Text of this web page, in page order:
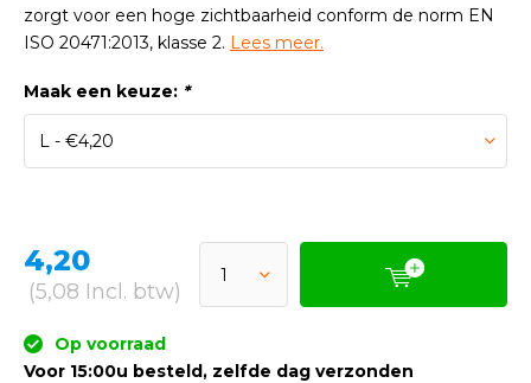
zorgt voor een hoge zichtbaarheid conform de norm EN
ISO 20471:2013, klasse 2. Lees meer.
Maak een keuze: *
4,20
(5,08 Incl. btw)
Op voorraad
Voor 15:00u besteld, zelfde dag verzonden